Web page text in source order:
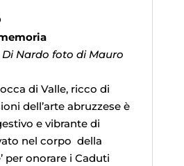
Di Nardo foto di Mauro
di Valle, ricco di
dell’arte abruzzese è
e vibrante di
nel corpo della
per onorare i Caduti